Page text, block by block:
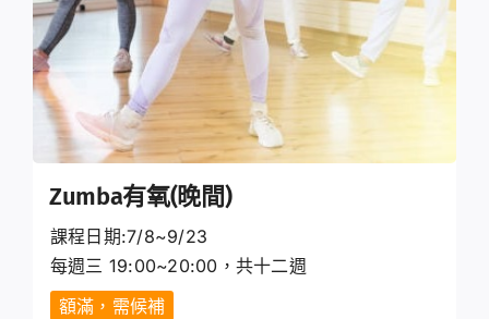
Zumba有氧(晚間)
課程日期:7/8~9/23
每週三 19:00~20:00，共十二週
額滿，需候補